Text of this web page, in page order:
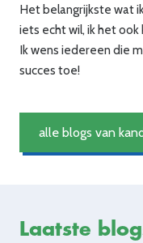
Het belangrijkste wat
iets echt wil, ik het ook
Ik wens iedereen die
succes toe!
alle blogs van
Laatste